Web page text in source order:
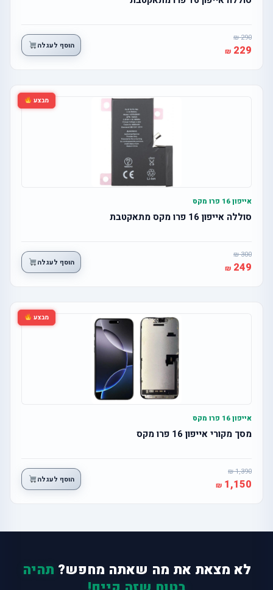
290
229 הוסף לעגלה
מבצע
אייפון 16 פרו מקס
סוללה אייפון 16 פרו מקס מתאקטבת
300
249 הוסף לעגלה
מבצע
אייפון 16 פרו מקס
מסך מקורי אייפון 16 פרו מקס
1,390
1,150 הוסף לעגלה
לא מצאת את מה שאתה מחפש? תהיה